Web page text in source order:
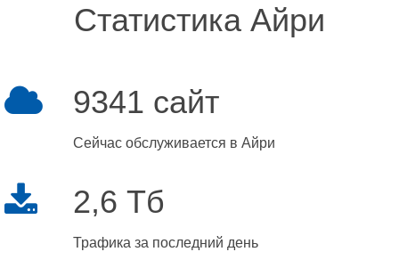
Статистика Айри
9341 сайт
Сейчас обслуживается в Айри
2,6 Тб
Трафика за последний день